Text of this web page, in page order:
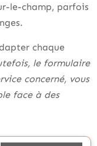
le-champ, parfois
chaque
le formulaire
concerné, vous
face à des